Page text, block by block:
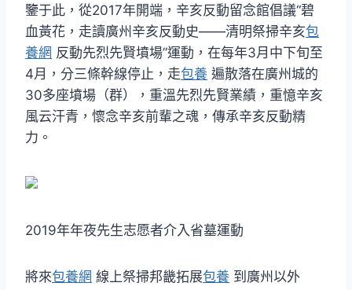
鑒于此，從2017年開端，辛亥反動留念館倡議“碧
血黃花，走讀廣州辛亥反動史——清明祭掃辛亥包
養網 反動先烈先賢墳場”運動，在每年3月中下旬至
4月，分三條幹線停止，走包養 遍散落在廣州城的
30多座墳場（群），重溫先烈先賢業績，重憶辛亥
風云汗青，懷念辛亥前輩之魂，傳承辛亥反動精
力。
2019年年夜先生志愿者介入省墓運動
將來包養網 線上祭掃邦畿拓展包養 到廣州以外